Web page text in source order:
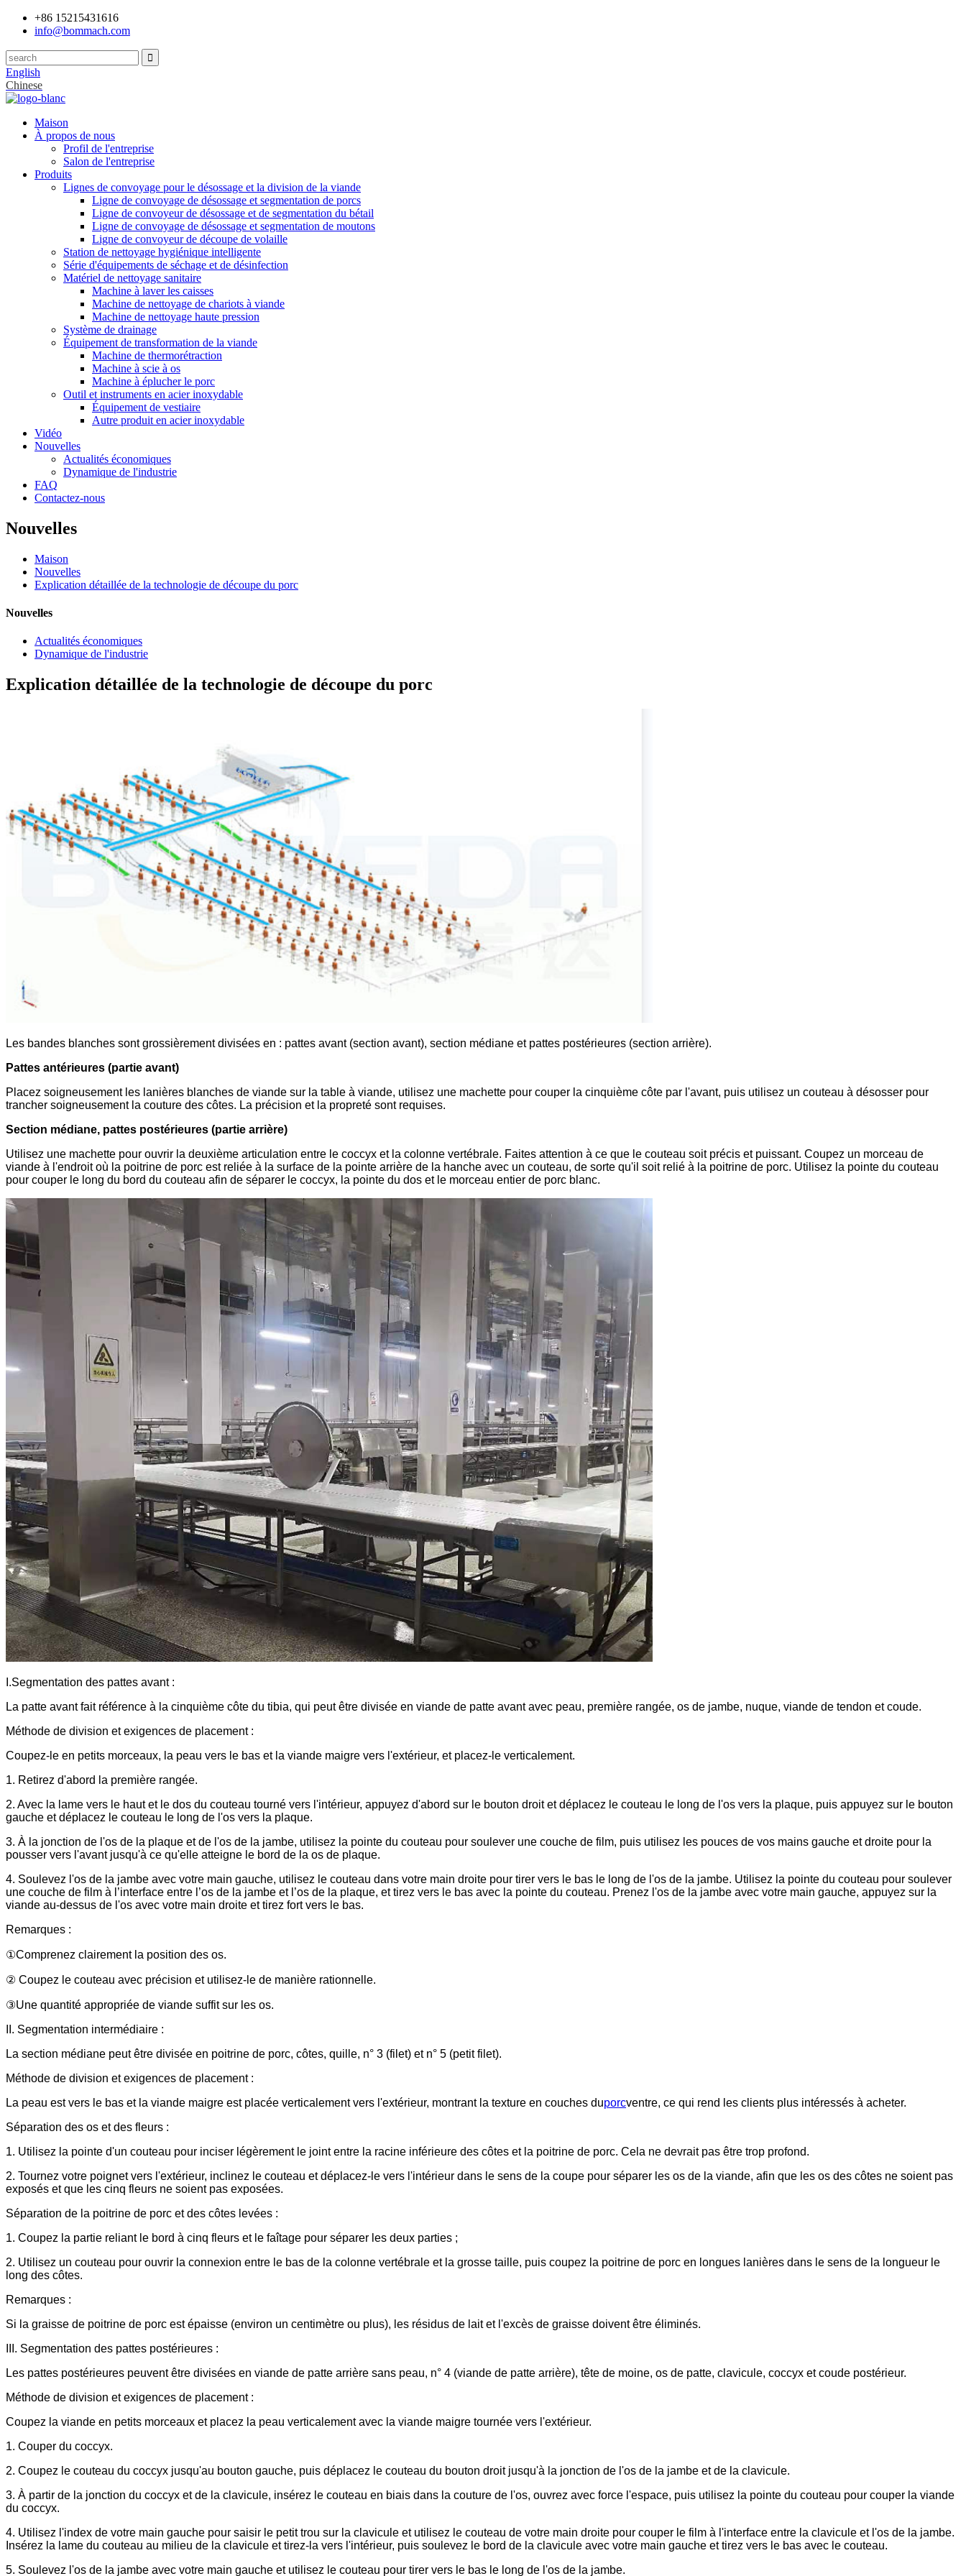
+86 15215431616
info@bommach.com
English
Chinese
Maison
À propos de nous
Profil de l'entreprise
Salon de l'entreprise
Produits
Lignes de convoyage pour le désossage et la division de la viande
Ligne de convoyage de désossage et segmentation de porcs
Ligne de convoyeur de désossage et de segmentation du bétail
Ligne de convoyage de désossage et segmentation de moutons
Ligne de convoyeur de découpe de volaille
Station de nettoyage hygiénique intelligente
Série d'équipements de séchage et de désinfection
Matériel de nettoyage sanitaire
Machine à laver les caisses
Machine de nettoyage de chariots à viande
Machine de nettoyage haute pression
Système de drainage
Équipement de transformation de la viande
Machine de thermorétraction
Machine à scie à os
Machine à éplucher le porc
Outil et instruments en acier inoxydable
Équipement de vestiaire
Autre produit en acier inoxydable
Vidéo
Nouvelles
Actualités économiques
Dynamique de l'industrie
FAQ
Contactez-nous
Nouvelles
Maison
Nouvelles
Explication détaillée de la technologie de découpe du porc
Nouvelles
Actualités économiques
Dynamique de l'industrie
Explication détaillée de la technologie de découpe du porc
Les bandes blanches sont grossièrement divisées en : pattes avant (section avant), section médiane et pattes postérieures (section arrière).
Pattes antérieures (partie avant)
Placez soigneusement les lanières blanches de viande sur la table à viande, utilisez une machette pour couper la cinquième côte par l'avant, puis utilisez un couteau à désosser pour
trancher soigneusement la couture des côtes. La précision et la propreté sont requises.
Section médiane, pattes postérieures (partie arrière)
Utilisez une machette pour ouvrir la deuxième articulation entre le coccyx et la colonne vertébrale. Faites attention à ce que le couteau soit précis et puissant. Coupez un morceau de
viande à l'endroit où la poitrine de porc est reliée à la surface de la pointe arrière de la hanche avec un couteau, de sorte qu'il soit relié à la poitrine de porc. Utilisez la pointe du couteau
pour couper le long du bord du couteau afin de séparer le coccyx, la pointe du dos et le morceau entier de porc blanc.
I.Segmentation des pattes avant :
La patte avant fait référence à la cinquième côte du tibia, qui peut être divisée en viande de patte avant avec peau, première rangée, os de jambe, nuque, viande de tendon et coude.
Méthode de division et exigences de placement :
Coupez-le en petits morceaux, la peau vers le bas et la viande maigre vers l'extérieur, et placez-le verticalement.
1. Retirez d'abord la première rangée.
2. Avec la lame vers le haut et le dos du couteau tourné vers l'intérieur, appuyez d'abord sur le bouton droit et déplacez le couteau le long de l'os vers la plaque, puis appuyez sur le bouton
gauche et déplacez le couteau le long de l'os vers la plaque.
3. À la jonction de l'os de la plaque et de l'os de la jambe, utilisez la pointe du couteau pour soulever une couche de film, puis utilisez les pouces de vos mains gauche et droite pour la
pousser vers l'avant jusqu'à ce qu'elle atteigne le bord de la os de plaque.
4. Soulevez l'os de la jambe avec votre main gauche, utilisez le couteau dans votre main droite pour tirer vers le bas le long de l'os de la jambe. Utilisez la pointe du couteau pour soulever
une couche de film à l’interface entre l’os de la jambe et l’os de la plaque, et tirez vers le bas avec la pointe du couteau. Prenez l'os de la jambe avec votre main gauche, appuyez sur la
viande au-dessus de l'os avec votre main droite et tirez fort vers le bas.
Remarques :
①Comprenez clairement la position des os.
② Coupez le couteau avec précision et utilisez-le de manière rationnelle.
③Une quantité appropriée de viande suffit sur les os.
II. Segmentation intermédiaire :
La section médiane peut être divisée en poitrine de porc, côtes, quille, n° 3 (filet) et n° 5 (petit filet).
Méthode de division et exigences de placement :
La peau est vers le bas et la viande maigre est placée verticalement vers l'extérieur, montrant la texture en couches duporcventre, ce qui rend les clients plus intéressés à acheter.
Séparation des os et des fleurs :
1. Utilisez la pointe d'un couteau pour inciser légèrement le joint entre la racine inférieure des côtes et la poitrine de porc. Cela ne devrait pas être trop profond.
2. Tournez votre poignet vers l'extérieur, inclinez le couteau et déplacez-le vers l'intérieur dans le sens de la coupe pour séparer les os de la viande, afin que les os des côtes ne soient pas
exposés et que les cinq fleurs ne soient pas exposées.
Séparation de la poitrine de porc et des côtes levées :
1. Coupez la partie reliant le bord à cinq fleurs et le faîtage pour séparer les deux parties ;
2. Utilisez un couteau pour ouvrir la connexion entre le bas de la colonne vertébrale et la grosse taille, puis coupez la poitrine de porc en longues lanières dans le sens de la longueur le
long des côtes.
Remarques :
Si la graisse de poitrine de porc est épaisse (environ un centimètre ou plus), les résidus de lait et l'excès de graisse doivent être éliminés.
III. Segmentation des pattes postérieures :
Les pattes postérieures peuvent être divisées en viande de patte arrière sans peau, n° 4 (viande de patte arrière), tête de moine, os de patte, clavicule, coccyx et coude postérieur.
Méthode de division et exigences de placement :
Coupez la viande en petits morceaux et placez la peau verticalement avec la viande maigre tournée vers l'extérieur.
1. Couper du coccyx.
2. Coupez le couteau du coccyx jusqu'au bouton gauche, puis déplacez le couteau du bouton droit jusqu'à la jonction de l'os de la jambe et de la clavicule.
3. À partir de la jonction du coccyx et de la clavicule, insérez le couteau en biais dans la couture de l'os, ouvrez avec force l'espace, puis utilisez la pointe du couteau pour couper la viande
du coccyx.
4. Utilisez l'index de votre main gauche pour saisir le petit trou sur la clavicule et utilisez le couteau de votre main droite pour couper le film à l'interface entre la clavicule et l'os de la jambe.
Insérez la lame du couteau au milieu de la clavicule et tirez-la vers l'intérieur, puis soulevez le bord de la clavicule avec votre main gauche et tirez vers le bas avec le couteau.
5. Soulevez l'os de la jambe avec votre main gauche et utilisez le couteau pour tirer vers le bas le long de l'os de la jambe.